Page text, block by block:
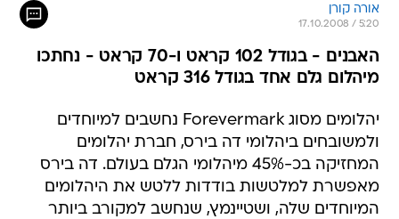
אורה קורן
17.10.2008 / 5:20
האבנים - בגודל 102 קראט ו-70 קראט - נחתכו
מיהלום גלם אחד בגודל 316 קראט
יהלומים מסוג Forevermark נחשבים למיוחדים
ולמשובחים ביהלומי דה בירס, חברת יהלומים
המחזיקה בכ-45% מיהלומי הגלם בעולם. דה בירס
מאפשרת למלטשות בודדות ללטש את היהלומים
המיוחדים שלה, ושטיינמץ, שנחשב למקורב ביותר